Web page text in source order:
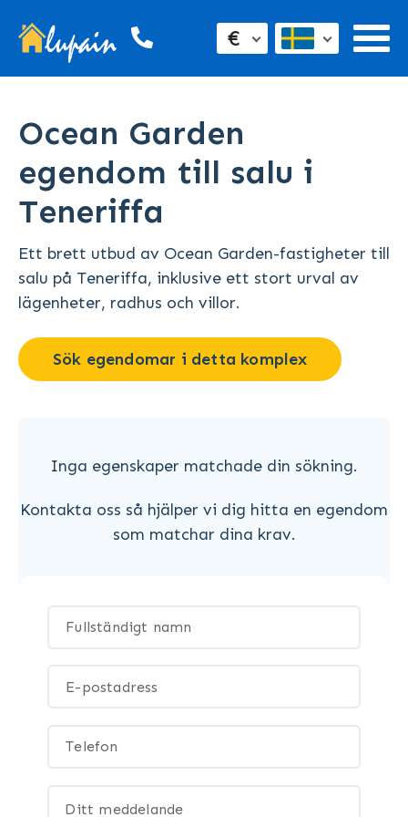
€
Ocean Garden
egendom till salu i
Teneriffa
Ett brett utbud av Ocean Garden-fastigheter till
salu på Teneriffa, inklusive ett stort urval av
lägenheter, radhus och villor.
Sök egendomar i detta komplex
Inga egenskaper matchade din sökning.
Kontakta oss så hjälper vi dig hitta en egendom
som matchar dina krav.